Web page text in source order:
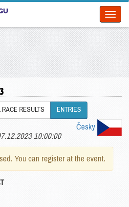
RACE RESULTS ENTRIES
Česky
10:00:00
You can register at the event.